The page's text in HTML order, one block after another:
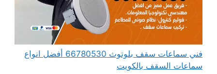
فني سماعات سقف بلوتوث 66780530 أفضل انواع
سماعات السقف بالكويت